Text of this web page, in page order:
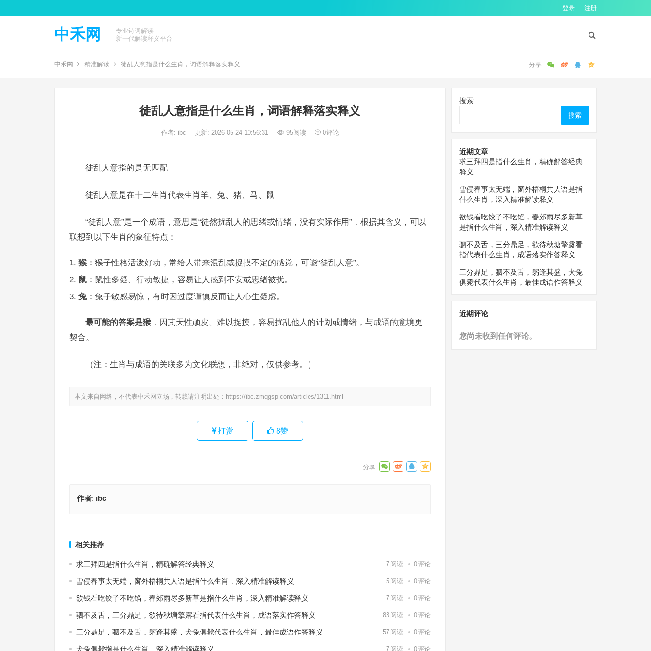
登录 注册
中禾网
专业诗词解读
新一代解读释义平台
中禾网 精准解读 徒乱人意指是什么生肖，词语解释落实释义
徒乱人意指是什么生肖，词语解释落实释义
作者: ibc 更新: 2026-05-24 10:56:31 95阅读 0评论
徒乱人意指的是无匹配
徒乱人意是在十二生肖代表生肖羊、兔、猪、马、鼠
“徒乱人意”是一个成语，意思是“徒然扰乱人的思绪或情绪，没有实际作用”，根据其含义，可以
联想到以下生肖的象征特点：
猴 ：猴子性格活泼好动，常给人带来混乱或捉摸不定的感觉，可能“徒乱人意”。
鼠 ：鼠性多疑、行动敏捷，容易让人感到不安或思绪被扰。
兔：兔子敏感易惊，有时因过度谨慎反而让人心生疑虑。
最可能的答案是猴 ，因其天性顽皮、难以捉摸，容易扰乱他人的计划或情绪，与成语的意境更
契合。
（注：生肖与成语的关联多为文化联想，非绝对，仅供参考。）
本文来自网络，不代表中禾网立场，转载请注明出处： https://ibc.zmqgsp.com/articles/1311.html
打赏 8赞
作者: ibc
相关推荐
求三拜四是指什么生肖，精确解答经典释义 7 阅读 0评论
雪侵春事太无端，窗外梧桐共人语是指什么生肖，深入精准解读释义 5 阅读 0评论
欲钱看吃饺子不吃馅，春郊雨尽多新草是指什么生肖，深入精准解读释义 7 阅读 0评论
驷不及舌，三分鼎足，欲待秋塘擎露看指代表什么生肖，成语落实作答释义 83 阅读 0评论
三分鼎足，驷不及舌，躬逢其盛，犬兔俱毙代表什么生肖，最佳成语作答释义 57 阅读 0评论
犬兔俱毙指是什么生肖，深入精准解读释义 7 阅读 0评论
搜索
搜索
近期文章
求三拜四是指什么生肖，精确解答经典
释义
雪侵春事太无端，窗外梧桐共人语是指
什么生肖，深入精准解读释义
欲钱看吃饺子不吃馅，春郊雨尽多新草
是指什么生肖，深入精准解读释义
驷不及舌，三分鼎足，欲待秋塘擎露看
指代表什么生肖，成语落实作答释义
三分鼎足，驷不及舌，躬逢其盛，犬兔
俱毙代表什么生肖，最佳成语作答释义
近期评论
您尚未收到任何评论。